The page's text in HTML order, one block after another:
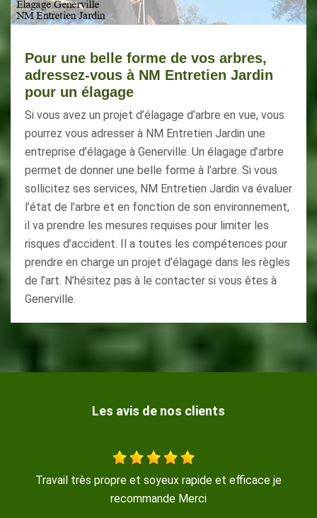
Pour une belle forme de vos arbres,
adressez-vous à NM Entretien Jardin
pour un élagage
Si vous avez un projet d’élagage d’arbre en vue, vous
pourrez vous adresser à NM Entretien Jardin une
entreprise d’élagage à Generville. Un élagage d’arbre
permet de donner une belle forme à l’arbre. Si vous
sollicitez ses services, NM Entretien Jardin va évaluer
l’état de l’arbre et en fonction de son environnement,
il va prendre les mesures requises pour limiter les
risques d’accident. Il a toutes les compétences pour
prendre en charge un projet d’élagage dans les règles
de l’art. N’hésitez pas à le contacter si vous êtes à
Generville.
Les avis de nos clients
je Travail sérieux, réalisé avec beaucoup de